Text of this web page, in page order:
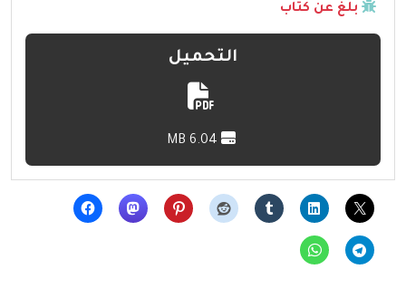
بلّغ عن كتاب
التحميل